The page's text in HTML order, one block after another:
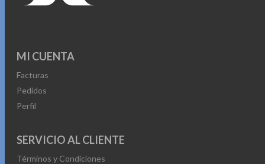
MI CUENTA
Facturas
Pedidos
Perfil
SERVICIO AL CLIENTE
Términos y Condiciones